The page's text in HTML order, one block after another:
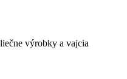
výrobky a vajcia